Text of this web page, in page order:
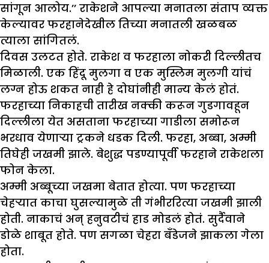
सांगून आलोय.’’ राकेशने आपल्या मनातला संताप व्यक्त
केल्यावर फरहानेदेखील तिच्या मनातली खळबळ
त्याला सांगितलं.
दिवस उलटत होते. राकेश व फरहाला नोकरी दिल्लीतच
मिळाली. एक हिंदू मुलगा व एक मुस्लिम मुलगी यांचं
लग्न होऊ शकत नाही हे दोघांनीही मान्य केलं होतं.
फरहाच्या निकाहची तारीख नक्की करून गुडगावहून
दिल्लीला येत असताना फरहाच्या गाडीला समोरून
भरधाव येणाऱ्या ट्रकने धडक दिली. फरहा, अब्बा, अम्मी
तिघेही जखमी झाले. बेशुद्ध पडण्यापूर्वी फरहाने राकेशला
फोन केला.
अम्मी अब्बूच्या जखमा बेतात होत्या. पण फरहाच्या
चेहऱ्यात काचा घुसल्यामुळे ती गंभीररित्या जखमी झाली
होती. नाकाचं अन् हनुवटीचं हाड मोडलं होतं. सुर्दैवाने
डोळे शाबूत होते. पण सगळा चेहरा बँडेजने झाकला गेला
होता.